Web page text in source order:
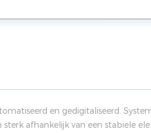
en gedigitaliseerd.
afhankelijk van een stabiele